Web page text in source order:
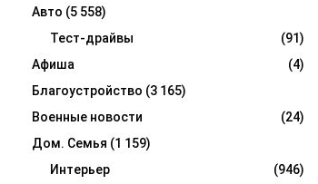
o
R
C
H
Авто (5 558)
Тест-драйвы
(91)
Афиша
(4)
Благоустройство (3 165)
Военные новости
(24)
Дом. Семья (1 159)
Интерьер
(946)